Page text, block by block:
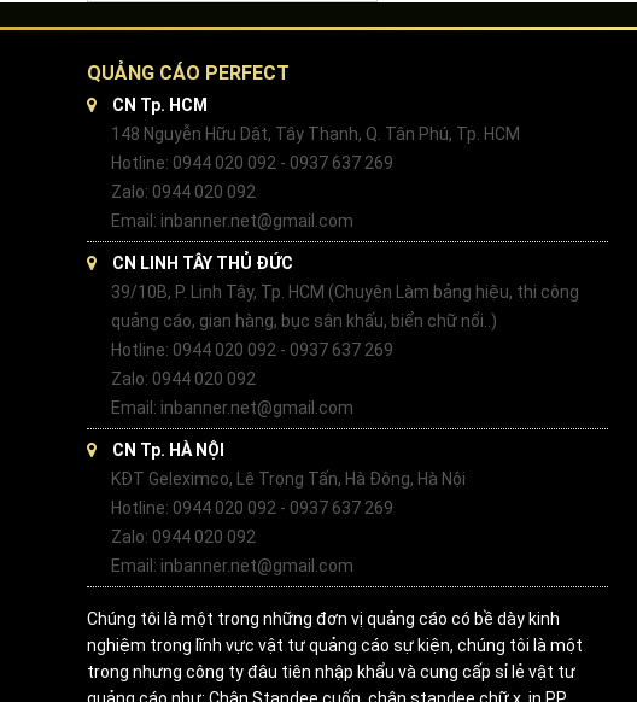
QUẢNG CÁO PERFECT
CN Tp. HCM
148 Nguyễn Hữu Dật, Tây Thạnh, Q. Tân Phú, Tp. HCM
Hotline: 0944 020 092 - 0937 637 269
Zalo: 0944 020 092
Email: inbanner.net@gmail.com
CN LINH TÂY THỦ ĐỨC
39/10B, P. Linh Tây, Tp. HCM (Chuyên Làm bảng hiệu, thi công
quảng cáo, gian hàng, bục sân khấu, biển chữ nổi..)
Hotline: 0944 020 092 - 0937 637 269
Zalo: 0944 020 092
Email: inbanner.net@gmail.com
CN Tp. HÀ NỘI
KĐT Geleximco, Lê Trọng Tấn, Hà Đông, Hà Nội
Hotline: 0944 020 092 - 0937 637 269
Zalo: 0944 020 092
Email: inbanner.net@gmail.com
Chúng tôi là một trong những đơn vị quảng cáo có bề dày kinh
nghiệm trong lĩnh vực vật tư quảng cáo sự kiện, chúng tôi là một
trong nhưng công ty đâu tiên nhập khẩu và cung cấp sỉ lẻ vật tư
quảng cáo như: Chân Standee cuốn, chân standee chữ x, in PP,